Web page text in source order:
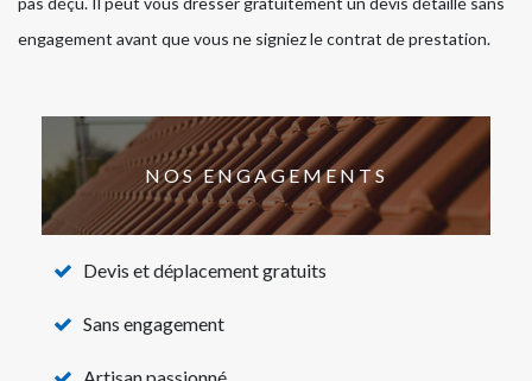
engagement avant que vous ne signiez le contrat de prestation.
NOS ENGAGEMENTS
Devis et déplacement gratuits
Sans engagement